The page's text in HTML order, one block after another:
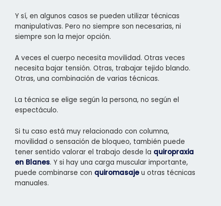
Y sí, en algunos casos se pueden utilizar técnicas
manipulativas. Pero no siempre son necesarias, ni
siempre son la mejor opción.
A veces el cuerpo necesita movilidad. Otras veces
necesita bajar tensión. Otras, trabajar tejido blando.
Otras, una combinación de varias técnicas.
La técnica se elige según la persona, no según el
espectáculo.
Si tu caso está muy relacionado con columna,
movilidad o sensación de bloqueo, también puede
tener sentido valorar el trabajo desde la quiropraxia
en Blanes. Y si hay una carga muscular importante,
puede combinarse con quiromasajeu otras técnicas
manuales.